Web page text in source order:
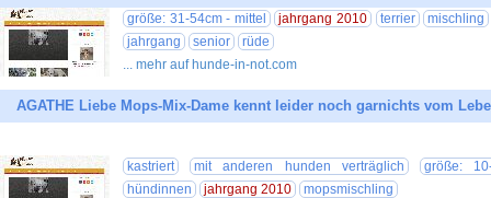
größe: 31-54cm - mittel jahrgang 2010 terrier
mischling
jahrgang
senior
rüde
... mehr auf hunde-in-not.com
AGATHE Liebe Mops-Mix-Dame kennt leider noch garnichts vom
kastriert mit anderen hunden verträglich
größe:
hündinnen
jahrgang 2010
mopsmischling